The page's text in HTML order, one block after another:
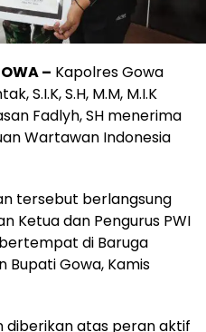
– Kapolres Gowa
S.I.K, S.H, M.M, M.I.K
Fadlyh, SH menerima
Wartawan Indonesia
tersebut berlangsung
Ketua dan Pengurus PWI
di Baruga
Bupati Gowa, Kamis
diberikan atas peran aktif